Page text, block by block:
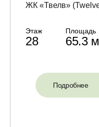
ЖК «Твелв»
Этаж
28
Площадь
65.3
Подробнее